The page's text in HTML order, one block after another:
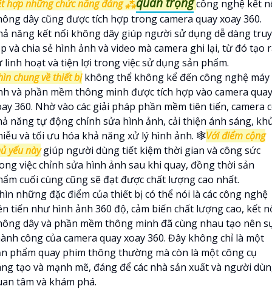
hợp những chức năng đáng ⁂
công nghệ kết
dây cũng được tích hợp trong camera quay xoay 360.
năng kết nối không dây giúp người sử dụng dễ dàng truy
và chia sẻ hình ảnh và video mà camera ghi lại, từ đó tạo
linh hoạt và tiện lợi trong việc sử dụng sản phẩm.
chung về thiết bịkhông thể không kể đến công nghệ máy
và phần mềm thông minh được tích hợp vào camera quay
360. Nhờ vào các giải pháp phần mềm tiên tiến, camera
năng tự động chỉnh sửa hình ảnh, cải thiện ánh sáng,
và tối ưu hóa khả năng xử lý hình ảnh. 🕸️Với điểm cộng
yếu nàygiúp người dùng tiết kiệm thời gian và công sức
việc chỉnh sửa hình ảnh sau khi quay, đồng thời sản
cuối cùng cũng sẽ đạt được chất lượng cao nhất.
những đặc điểm của thiết bị có thể nói là các công nghệ
tiến như hình ảnh 360 độ, cảm biến chất lượng cao, kết
dây và phần mềm thông minh đã cùng nhau tạo nên
công của camera quay xoay 360. Đây không chỉ là một
phẩm quay phim thông thường mà còn là một công cụ
tạo và mạnh mẽ, đáng để các nhà sản xuất và người
tâm và khám phá.